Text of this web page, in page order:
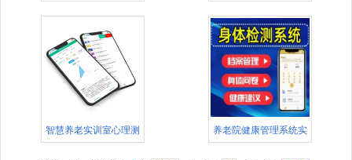
智慧养老实训室心理测 养老院健康管理系统实